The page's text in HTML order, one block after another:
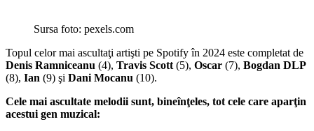
Sursa foto: pexels.com
Topul celor mai ascultaţi artişti pe Spotify în 2024 este completat de
Denis Ramniceanu (4), Travis Scott(5), Oscar (7), Bogdan DLP
(8), Ian (9) şi Dani Mocanu (10).
Cele mai ascultate melodii sunt, bineînţeles, tot cele care aparţin
acestui gen muzical: